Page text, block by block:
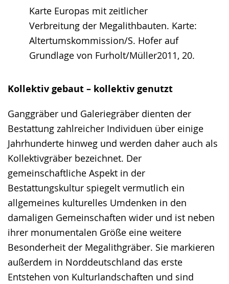
Karte Europas mit zeitlicher
Verbreitung der Megalithbauten. Karte:
Altertumskommission/S. Hofer auf
Grundlage von Furholt/Müller2011, 20.
Kollektiv gebaut – kollektiv genutzt
Ganggräber und Galeriegräber dienten der
Bestattung zahlreicher Individuen über einige
Jahrhunderte hinweg und werden daher auch als
Kollektivgräber bezeichnet. Der
gemeinschaftliche Aspekt in der
Bestattungskultur spiegelt vermutlich ein
allgemeines kulturelles Umdenken in den
damaligen Gemeinschaften wider und ist neben
ihrer monumentalen Größe eine weitere
Besonderheit der Megalithgräber. Sie markieren
außerdem in Norddeutschland das erste
Entstehen von Kulturlandschaften und sind